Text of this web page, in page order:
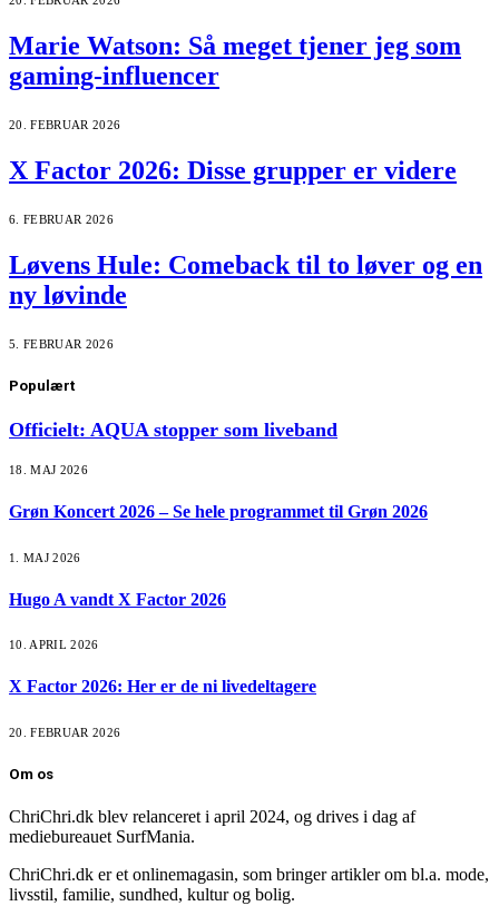
Marie Watson: Så meget tjener jeg som
gaming-influencer
20. FEBRUAR 2026
X Factor 2026: Disse grupper er videre
6. FEBRUAR 2026
Løvens Hule: Comeback til to løver og en
ny løvinde
5. FEBRUAR 2026
Populært
Officielt: AQUA stopper som liveband
18. MAJ 2026
Grøn Koncert 2026 – Se hele programmet til Grøn 2026
1. MAJ 2026
Hugo A vandt X Factor 2026
10. APRIL 2026
X Factor 2026: Her er de ni livedeltagere
20. FEBRUAR 2026
Om os
ChriChri.dk blev relanceret i april 2024, og drives i dag af
mediebureauet SurfMania.
ChriChri.dk er et onlinemagasin, som bringer artikler om bl.a. mode,
livsstil, familie, sundhed, kultur og bolig.